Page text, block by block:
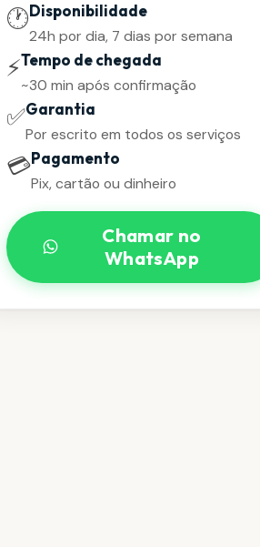
🕐Disponibilidade
24h por dia, 7 dias por semana
⚡Tempo de chegada
~30 min após confirmação
✅Garantia
Por escrito em todos os serviços
💳Pagamento
Pix, cartão ou dinheiro
Chamar no
WhatsApp